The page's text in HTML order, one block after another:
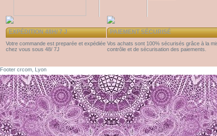
EXPÉDITION 48H/ 7 J
Votre commande est preparée et expédiée
chez vous sous 48/ 7J
PAIEMENT SÉCURISÉ
Vos achats sont 100% sécurisés grâce à la
contrôle et de sécurisation des paiements.
Footer crcom, Lyon